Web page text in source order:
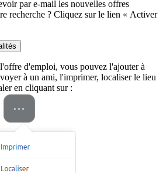
par e-mail les nouvelles offres
recherche ? Cliquez sur le lien « Activer
d'emploi, vous pouvez l'ajouter à
à un ami, l'imprimer, localiser le lieu
en cliquant sur :